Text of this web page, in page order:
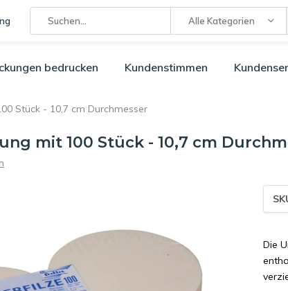
Alle Kategorien
bedrucken Kundenstimmen
Stück - 10,7 cm Durchmesser
mit 100 Stück - 10,7 cm
Die